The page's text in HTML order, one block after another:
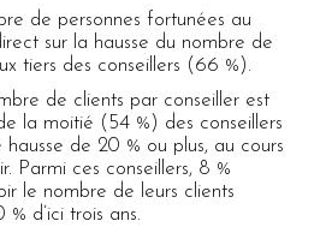
de personnes fortunées au
sur la hausse du nombre de
tiers des conseillers (66 %).
de clients par conseiller est
la moitié (54 %) des conseillers
de 20 % ou plus, au cours
Parmi ces conseillers, 8 %
le nombre de leurs clients
d’ici trois ans.